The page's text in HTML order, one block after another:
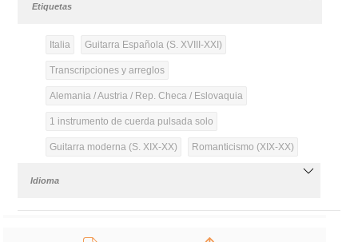
Etiquetas
Italia Guitarra Española (S. XVIII-XXI)
Transcripciones y arreglos
Alemania / Austria / Rep. Checa / Eslovaquia
1 instrumento de cuerda pulsada solo
Guitarra moderna (S. XIX-XX) Romanticismo (XIX-XX)
Idioma